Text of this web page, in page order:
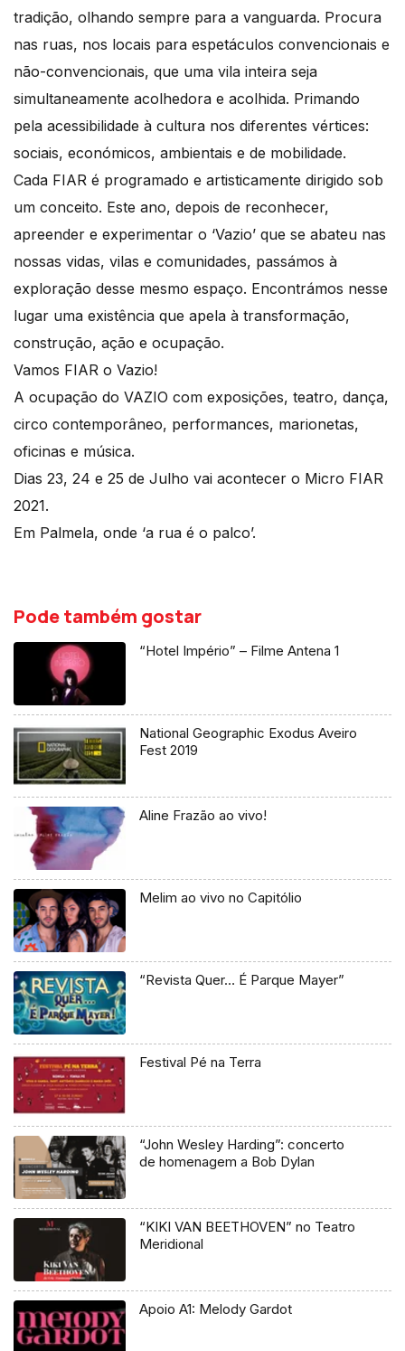
tradição, olhando sempre para a vanguarda. Procura
nas ruas, nos locais para espetáculos convencionais e
não-convencionais, que uma vila inteira seja
simultaneamente acolhedora e acolhida. Primando
pela acessibilidade à cultura nos diferentes vértices:
sociais, económicos, ambientais e de mobilidade.
Cada FIAR é programado e artisticamente dirigido sob
um conceito. Este ano, depois de reconhecer,
apreender e experimentar o ‘Vazio’ que se abateu nas
nossas vidas, vilas e comunidades, passámos à
exploração desse mesmo espaço. Encontrámos nesse
lugar uma existência que apela à transformação,
construção, ação e ocupação.
Vamos FIAR o Vazio!
A ocupação do VAZIO com exposições, teatro, dança,
circo contemporâneo, performances, marionetas,
oficinas e música.
Dias 23, 24 e 25 de Julho vai acontecer o Micro FIAR
2021.
Em Palmela, onde ‘a rua é o palco’.
Pode também gostar
“Hotel Império” – Filme Antena 1
National Geographic Exodus Aveiro
Fest 2019
Aline Frazão ao vivo!
Melim ao vivo no Capitólio
“Revista Quer… É Parque Mayer”
Festival Pé na Terra
“John Wesley Harding”: concerto
de homenagem a Bob Dylan
“KIKI VAN BEETHOVEN” no Teatro
Meridional
Apoio A1: Melody Gardot